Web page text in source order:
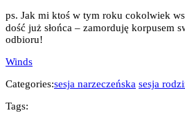
ps. Jak mi ktoś w tym roku cokolwiek
dość już słońca – zamorduję korpusem
odbioru!
Winds
Categories:sesja narzeczeńska sesja
Tags: